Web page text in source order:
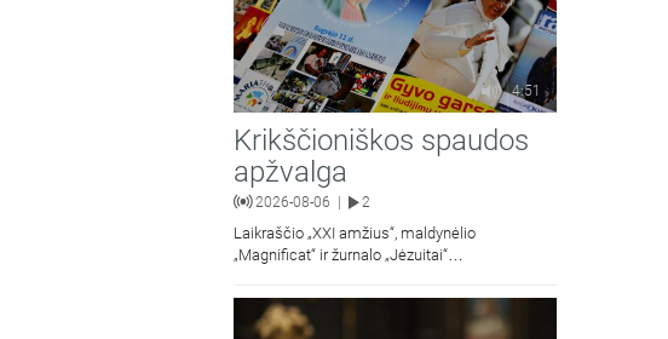
4:51
Krikščioniškos spaudos
apžvalga
2026-08-06 2
Laikraščio „XXI amžius“, maldynėlio
„Magnificat“ ir žurnalo „Jėzuitai“